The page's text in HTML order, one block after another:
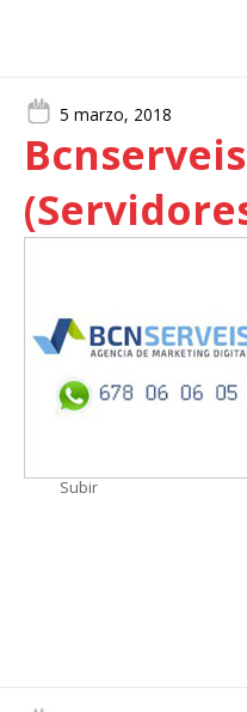
5 marzo, 2018
Subir